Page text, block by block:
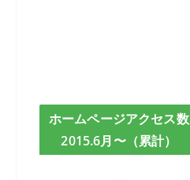
ホームページアクセス数
2015.6月〜（累計）